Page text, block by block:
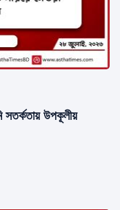
সতর্কতায় উপকূলীয়